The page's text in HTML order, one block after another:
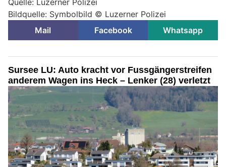
Bildquelle: Symbolbild © Luzerner Polizei
Mail
Facebook Whatsapp
Sursee LU: Auto kracht vor Fussgängerstreifen
anderem Wagen ins Heck – Lenker (28) verletzt